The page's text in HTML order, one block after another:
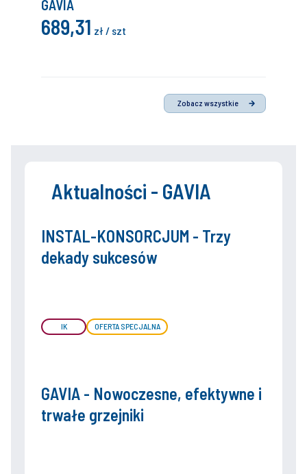
GAVIA
689,31 zł / szt
Zobacz wszystkie
Aktualności - GAVIA
INSTAL-KONSORCJUM - Trzy
dekady sukcesów
IK OFERTA SPECJALNA
GAVIA - Nowoczesne, efektywne i
trwałe grzejniki